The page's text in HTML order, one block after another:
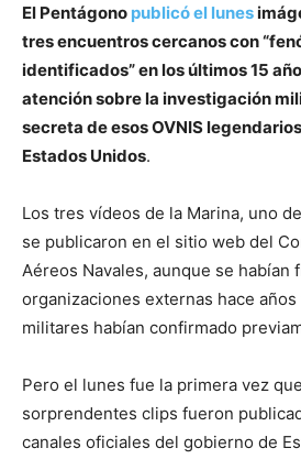
El Pentágono publicó el lunes
tres encuentros cercanos con
identificados” en los últimos 15
atención sobre la investigación
secreta de esos OVNIS
Estados Unidos.
Los tres vídeos de la Marina, uno
se publicaron en el sitio web del
Aéreos Navales, aunque se habían
organizaciones externas hace
militares habían confirmado
Pero el lunes fue la primera vez
sorprendentes clips fueron
canales oficiales del gobierno de